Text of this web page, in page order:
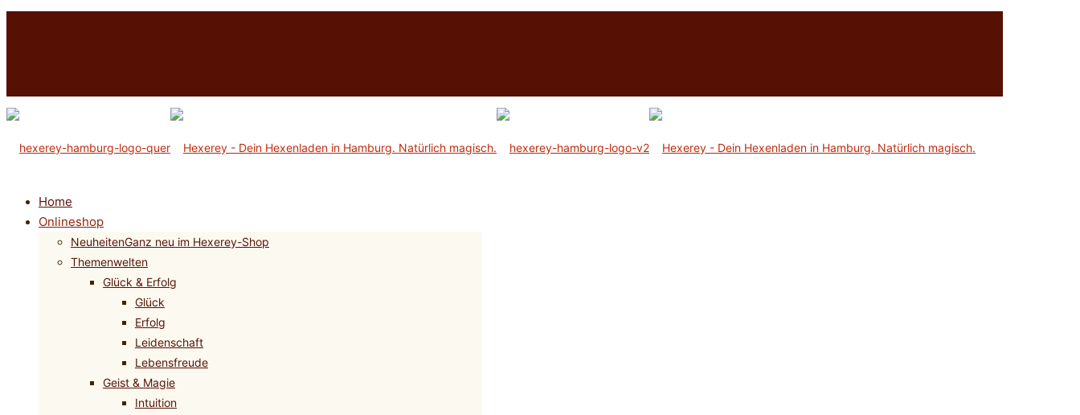
Home
Onlineshop
NeuheitenGanz neu im Hexerey-Shop
Themenwelten
Glück & Erfolg
Glück
Erfolg
Leidenschaft
Lebensfreude
Geist & Magie
Intuition